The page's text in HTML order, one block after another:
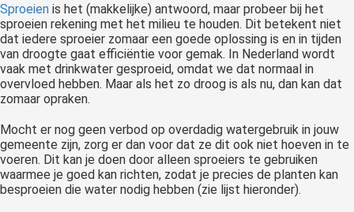
Sproeien is het (makkelijke) antwoord, maar probeer bij het
sproeien rekening met het milieu te houden. Dit betekent niet
dat iedere sproeier zomaar een goede oplossing is en in tijden
van droogte gaat efficiëntie voor gemak. In Nederland wordt
vaak met drinkwater gesproeid, omdat we dat normaal in
overvloed hebben. Maar als het zo droog is als nu, dan kan dat
zomaar opraken.
Mocht er nog geen verbod op overdadig watergebruik in jouw
gemeente zijn, zorg er dan voor dat ze dit ook niet hoeven in te
voeren. Dit kan je doen door alleen sproeiers te gebruiken
waarmee je goed kan richten, zodat je precies de planten kan
besproeien die water nodig hebben (zie lijst hieronder).